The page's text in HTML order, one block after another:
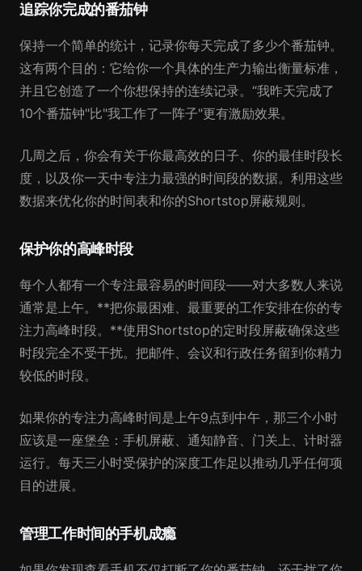
追踪你完成的番茄钟
保持一个简单的统计，记录你每天完成了多少个番茄钟。
这有两个目的：它给你一个具体的生产力输出衡量标准，
并且它创造了一个你想保持的连续记录。“我昨天完成了
10个番茄钟"比"我工作了一阵子"更有激励效果。
几周之后，你会有关于你最高效的日子、你的最佳时段长
度，以及你一天中专注力最强的时间段的数据。利用这些
数据来优化你的时间表和你的Shortstop屏蔽规则。
保护你的高峰时段
每个人都有一个专注最容易的时间段——对大多数人来说
通常是上午。**把你最困难、最重要的工作安排在你的专
注力高峰时段。**使用Shortstop的定时段屏蔽确保这些
时段完全不受干扰。把邮件、会议和行政任务留到你精力
较低的时段。
如果你的专注力高峰时间是上午9点到中午，那三个小时
应该是一座堡垒：手机屏蔽、通知静音、门关上、计时器
运行。每天三小时受保护的深度工作足以推动几乎任何项
目的进展。
管理工作时间的手机成瘾